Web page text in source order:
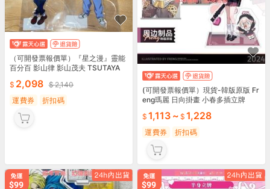
（可開發票報價單）『星之漫』靈能
百分百 影山律 影山茂夫 TSUTAYA
2,098
2,140
運費券
折扣碼
(可開發票報價單）現貨-韓版原版 Fr
eng瑪麗 日向掛畫 小春多插立牌
1,113 ~ 1,228
運費券 折扣碼